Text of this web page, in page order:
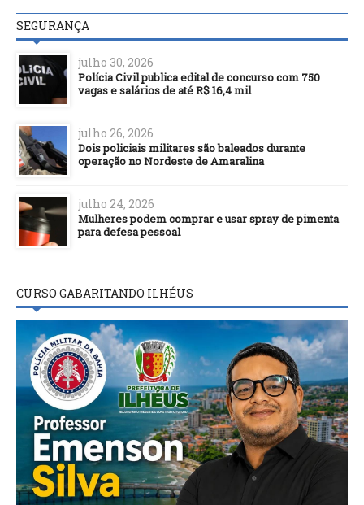
SEGURANÇA
julho 30, 2026
Polícia Civil publica edital de concurso com 750
vagas e salários de até R$ 16,4 mil
julho 26, 2026
Dois policiais militares são baleados durante
operação no Nordeste de Amaralina
julho 24, 2026
Mulheres podem comprar e usar spray de pimenta
para defesa pessoal
CURSO GABARITANDO ILHÉUS